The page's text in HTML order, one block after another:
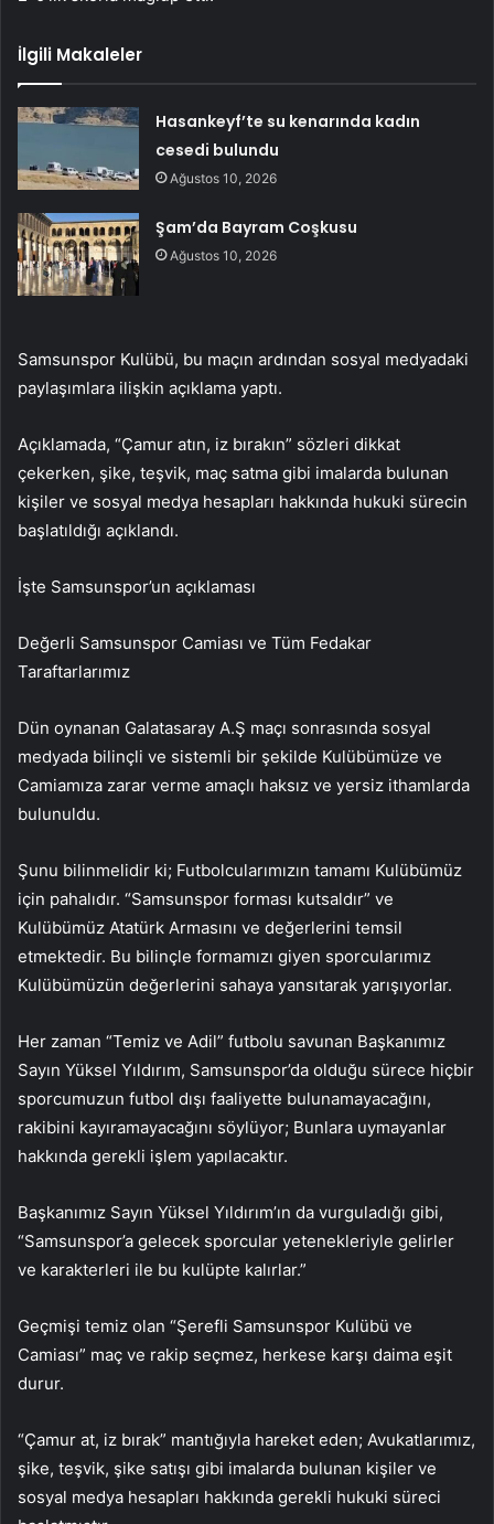
İlgili Makaleler
Hasankeyf’te su kenarında kadın
cesedi bulundu
Ağustos 10, 2026
Şam’da Bayram Coşkusu
Ağustos 10, 2026
Samsunspor Kulübü, bu maçın ardından sosyal medyadaki
paylaşımlara ilişkin açıklama yaptı.
Açıklamada, “Çamur atın, iz bırakın” sözleri dikkat
çekerken, şike, teşvik, maç satma gibi imalarda bulunan
kişiler ve sosyal medya hesapları hakkında hukuki sürecin
başlatıldığı açıklandı.
İşte Samsunspor’un açıklaması
Değerli Samsunspor Camiası ve Tüm Fedakar
Taraftarlarımız
Dün oynanan Galatasaray A.Ş maçı sonrasında sosyal
medyada bilinçli ve sistemli bir şekilde Kulübümüze ve
Camiamıza zarar verme amaçlı haksız ve yersiz ithamlarda
bulunuldu.
Şunu bilinmelidir ki; Futbolcularımızın tamamı Kulübümüz
için pahalıdır. “Samsunspor forması kutsaldır” ve
Kulübümüz Atatürk Armasını ve değerlerini temsil
etmektedir. Bu bilinçle formamızı giyen sporcularımız
Kulübümüzün değerlerini sahaya yansıtarak yarışıyorlar.
Her zaman “Temiz ve Adil” futbolu savunan Başkanımız
Sayın Yüksel Yıldırım, Samsunspor’da olduğu sürece hiçbir
sporcumuzun futbol dışı faaliyette bulunamayacağını,
rakibini kayıramayacağını söylüyor; Bunlara uymayanlar
hakkında gerekli işlem yapılacaktır.
Başkanımız Sayın Yüksel Yıldırım’ın da vurguladığı gibi,
“Samsunspor’a gelecek sporcular yetenekleriyle gelirler
ve karakterleri ile bu kulüpte kalırlar.”
Geçmişi temiz olan “Şerefli Samsunspor Kulübü ve
Camiası” maç ve rakip seçmez, herkese karşı daima eşit
durur.
“Çamur at, iz bırak” mantığıyla hareket eden; Avukatlarımız,
şike, teşvik, şike satışı gibi imalarda bulunan kişiler ve
sosyal medya hesapları hakkında gerekli hukuki süreci